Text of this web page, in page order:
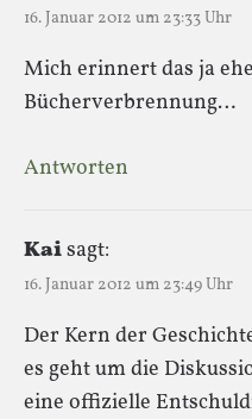
16. Januar 2012 um 23:33 Uhr
Mich erinnert das ja
Bücherverbrennung…
Antworten
Kaisagt:
16. Januar 2012 um 23:49 Uhr
Der Kern der
es geht um die
eine offizielle